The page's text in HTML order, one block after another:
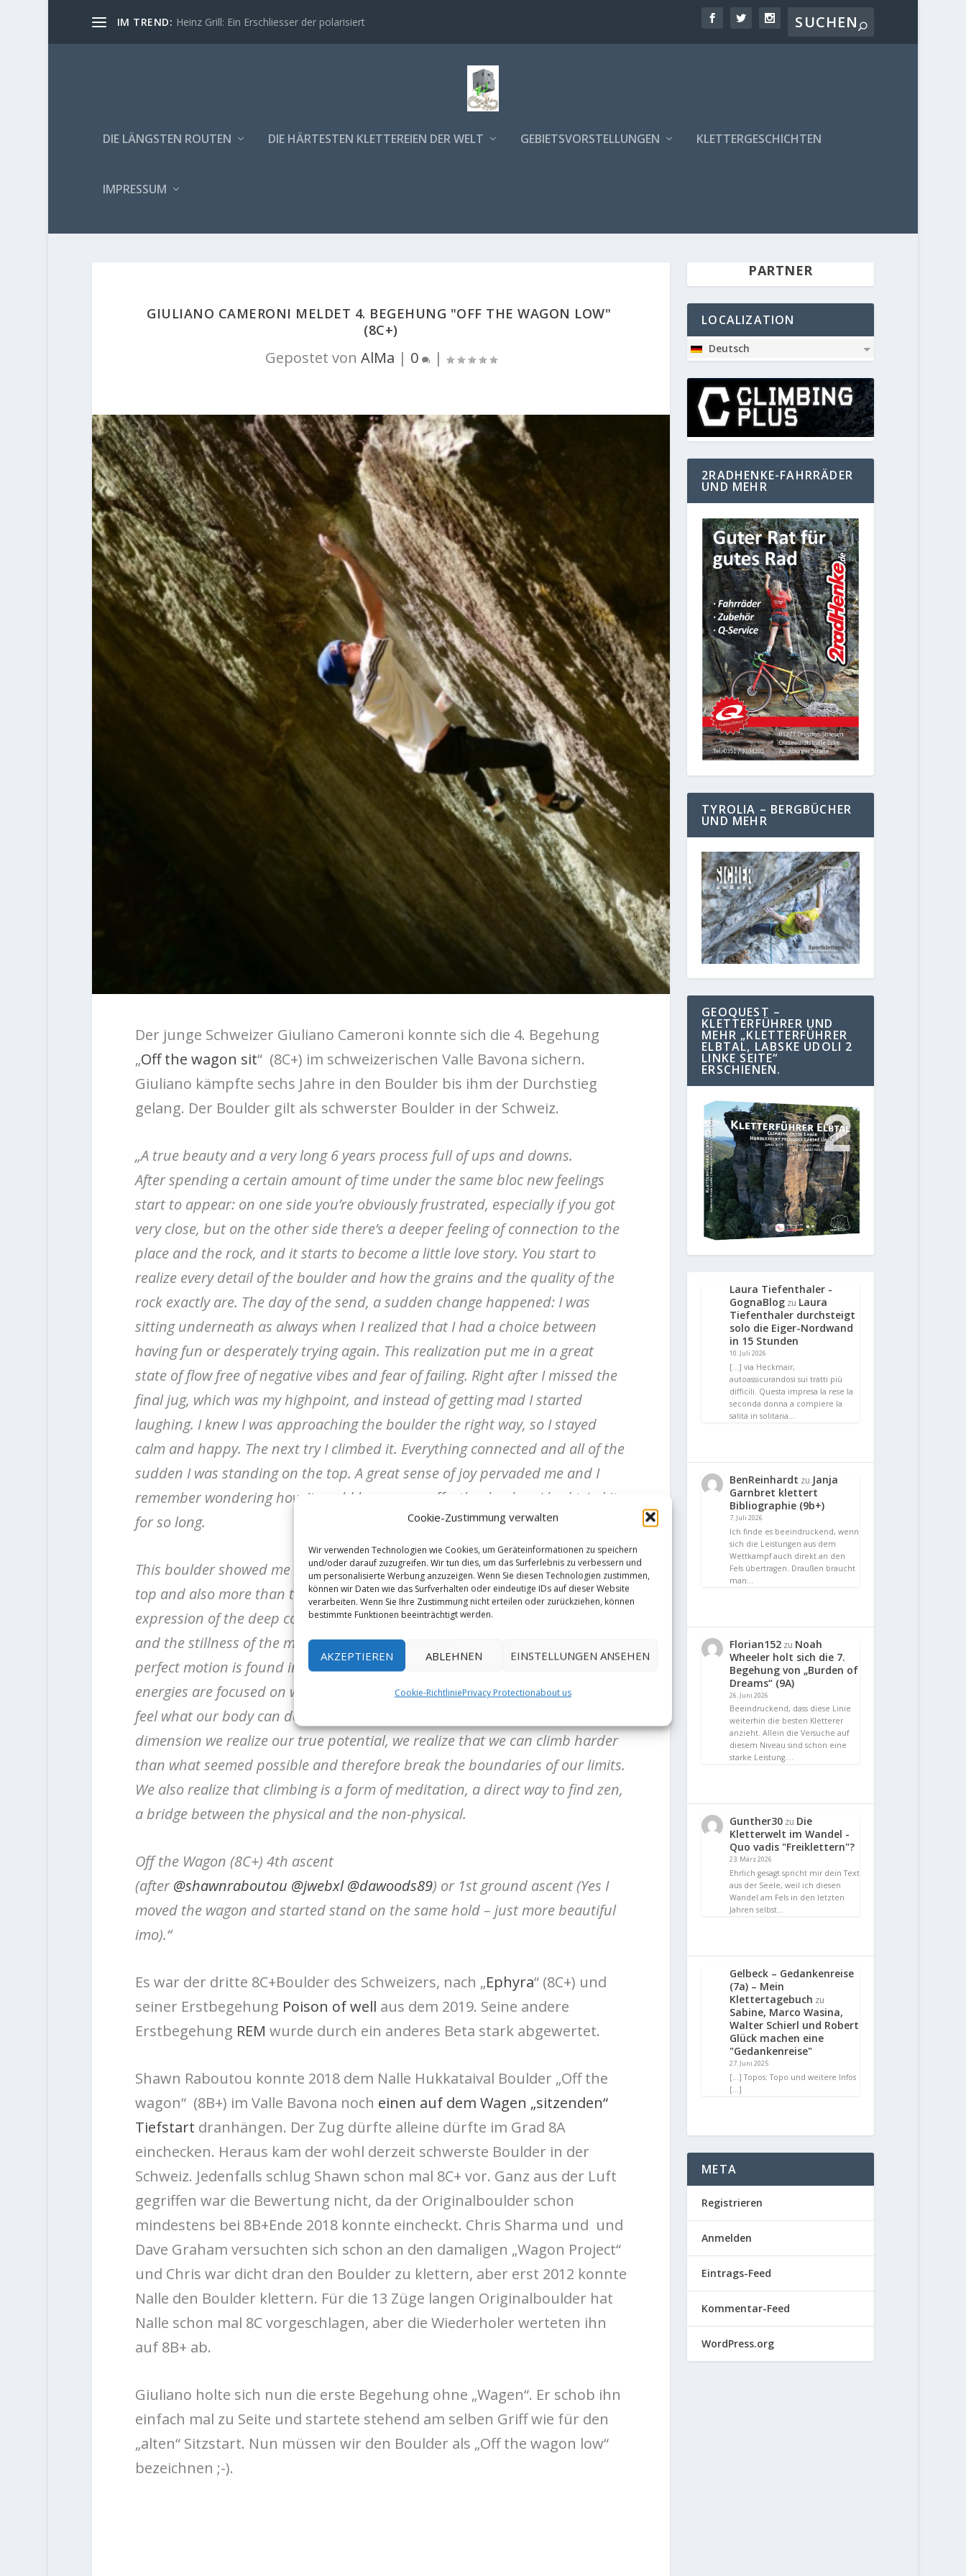
Cookie-Zustimmung verwalten
Wir verwenden Technologien wie Cookies, um Geräteinformationen zu speichern
und/oder darauf zuzugreifen. Wir tun dies, um das Surferlebnis zu verbessern und
um personalisierte Werbung anzuzeigen. Wenn Sie diesen Technologien zustimmen,
können wir Daten wie das Surfverhalten oder eindeutige IDs auf dieser Website
verarbeiten. Wenn Sie Ihre Zustimmung nicht erteilen oder zurückziehen, können
bestimmte Funktionen beeinträchtigt werden.
AKZEPTIEREN ABLEHNEN EINSTELLUNGEN ANSEHEN
Cookie-RichtliniePrivacy Protectionabout us
IM TREND: Heinz Grill: Ein Erschliesser der polarisiert
DIE LÄNGSTEN ROUTEN DIE HÄRTESTEN KLETTEREIEN DER WELT GEBIETSVORSTELLUNGEN KLETTERGESCHICHTEN
IMPRESSUM
GIULIANO CAMERONI MELDET 4. BEGEHUNG "OFF THE WAGON LOW"
(8C+)
Gepostet von AlMa | 0 |
Der junge Schweizer Giuliano Cameroni konnte sich die 4. Begehung
„Off the wagon sit“ (8C+) im schweizerischen Valle Bavona sichern.
Giuliano kämpfte sechs Jahre in den Boulder bis ihm der Durchstieg
gelang. Der Boulder gilt als schwerster Boulder in der Schweiz.
„A true beauty and a very long 6 years process full of ups and downs.
After spending a certain amount of time under the same bloc new feelings
start to appear: on one side you’re obviously frustrated, especially if you got
very close, but on the other side there’s a deeper feeling of connection to the
place and the rock, and it starts to become a little love story. You start to
realize every detail of the boulder and how the grains and the quality of the
rock exactly are. The day of the send, a sudden change happened: I was
sitting underneath as always when I realized that I had a choice between
having fun or desperately trying again. This realization put me in a great
state of flow free of negative vibes and fear of failing. Right after I missed the
final jug, which was my highpoint, and instead of getting mad I started
laughing. I knew I was approaching the boulder the right way, so I stayed
calm and happy. The next try I climbed it. Everything connected and all of the
sudden I was standing on the top. A great sense of joy pervaded me and I
remember wondering how it could happen so effortlessly when I had tried it
for so long.
This boulder showed me that climbing can be much more than getting to the
top and also more than the process with the goal of sending. Climbing is an
expression of the deep connection between us and nature, between our soul
and the stillness of the moment. It’s very similar to Yoga, that’s why the
perfect motion is found in the present moment. Only here, when all our
energies are focused on what we are doing, we can climb our best, we can
feel what our body can do and what move works for it. In this timeless
dimension we realize our true potential, we realize that we can climb harder
than what seemed possible and therefore break the boundaries of our limits.
We also realize that climbing is a form of meditation, a direct way to find zen,
a bridge between the physical and the non-physical.
Off the Wagon (8C+) 4th ascent
(after@shawnraboutou @jwebxl @dawoods89) or 1st ground ascent (Yes I
moved the wagon and started stand on the same hold – just more beautiful
imo).“
Es war der dritte 8C+Boulder des Schweizers, nach „Ephyra“ (8C+) und
seiner Erstbegehung Poison of well aus dem 2019. Seine andere
Erstbegehung REM wurde durch ein anderes Beta stark abgewertet.
Shawn Raboutou konnte 2018 dem Nalle Hukkataival Boulder „Off the
wagon“ (8B+) im Valle Bavona noch einen auf dem Wagen „sitzenden“
Tiefstart dranhängen. Der Zug dürfte alleine dürfte im Grad 8A
einchecken. Heraus kam der wohl derzeit schwerste Boulder in der
Schweiz. Jedenfalls schlug Shawn schon mal 8C+ vor. Ganz aus der Luft
gegriffen war die Bewertung nicht, da der Originalboulder schon
mindestens bei 8B+Ende 2018 konnte eincheckt. Chris Sharma und und
Dave Graham versuchten sich schon an den damaligen „Wagon Project“
und Chris war dicht dran den Boulder zu klettern, aber erst 2012 konnte
Nalle den Boulder klettern. Für die 13 Züge langen Originalboulder hat
Nalle schon mal 8C vorgeschlagen, aber die Wiederholer werteten ihn
auf 8B+ ab.
Giuliano holte sich nun die erste Begehung ohne „Wagen“. Er schob ihn
einfach mal zu Seite und startete stehend am selben Griff wie für den
„alten“ Sitzstart. Nun müssen wir den Boulder als „Off the wagon low“
bezeichnen ;-).
PARTNER
LOCALIZATION
Deutsch
2RADHENKE-FAHRRÄDER
UND MEHR
TYROLIA – BERGBÜCHER
UND MEHR
GEOQUEST –
KLETTERFÜHRER UND
MEHR „KLETTERFÜHRER
ELBTAL, LABSKE UDOLI 2
LINKE SEITE“
ERSCHIENEN.
Laura Tiefenthaler -
GognaBlog zu Laura
Tiefenthaler durchsteigt
solo die Eiger-Nordwand
in 15 Stunden
10. Juli 2026
[…] via Heckmair,
autoassicurandosi sui tratti più
difficili. Questa impresa la rese la
seconda donna a compiere la
salita in solitaria…
BenReinhardt zu Janja
Garnbret klettert
Bibliographie (9b+)
7. Juli 2026
Ich finde es beeindruckend, wenn
sich die Leistungen aus dem
Wettkampf auch direkt an den
Fels übertragen. Draußen braucht
man…
Florian152 zu Noah
Wheeler holt sich die 7.
Begehung von „Burden of
Dreams“ (9A)
26. Juni 2026
Beeindruckend, dass diese Linie
weiterhin die besten Kletterer
anzieht. Allein die Versuche auf
diesem Niveau sind schon eine
starke Leistung.…
Gunther30 zu Die
Kletterwelt im Wandel -
Quo vadis "Freiklettern"?
23. März 2026
Ehrlich gesagt spricht mir dein Text
aus der Seele, weil ich diesen
Wandel am Fels in den letzten
Jahren selbst…
Gelbeck – Gedankenreise
(7a) – Mein
Klettertagebuch zu
Sabine, Marco Wasina,
Walter Schierl und Robert
Glück machen eine
"Gedankenreise"
27. Juni 2025
[…] Topos: Topo und weitere Infos
[…]
META
Registrieren
Anmelden
Eintrags-Feed
Kommentar-Feed
WordPress.org